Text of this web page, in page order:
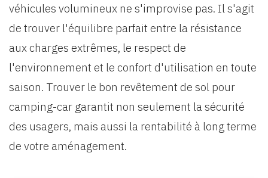
véhicules volumineux ne s'improvise pas. Il s'agit
de trouver l'équilibre parfait entre la résistance
aux charges extrêmes, le respect de
l'environnement et le confort d'utilisation en toute
saison. Trouver le bon revêtement de sol pour
camping-car garantit non seulement la sécurité
des usagers, mais aussi la rentabilité à long terme
de votre aménagement.